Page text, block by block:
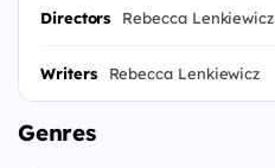
Directors Rebecca Lenkiewicz
Writers Rebecca Lenkiewicz
Genres